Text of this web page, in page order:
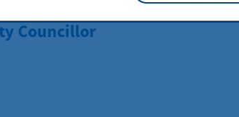
Councillor